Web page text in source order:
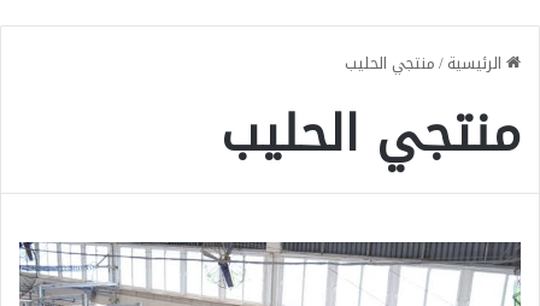
الرئيسية/منتجي الحليب
منتجي الحليب